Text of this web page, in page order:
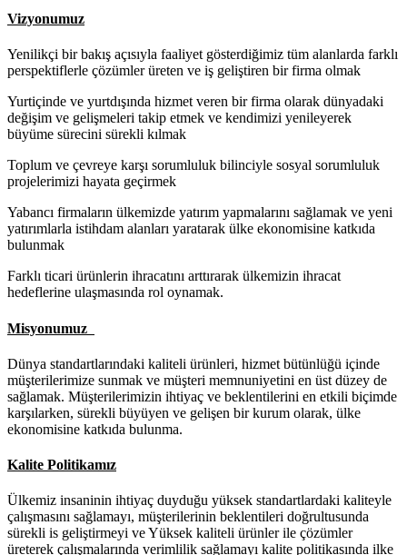
Vizyonumuz
Yenilikçi bir bakış açısıyla faaliyet gösterdiğimiz tüm alanlarda farklı
perspektiflerle çözümler üreten ve iş geliştiren bir firma olmak
Yurtiçinde ve yurtdışında hizmet veren bir firma olarak dünyadaki
değişim ve gelişmeleri takip etmek ve kendimizi yenileyerek
büyüme sürecini sürekli kılmak
Toplum ve çevreye karşı sorumluluk bilinciyle sosyal sorumluluk
projelerimizi hayata geçirmek
Yabancı firmaların ülkemizde yatırım yapmalarını sağlamak ve yeni
yatırımlarla istihdam alanları yaratarak ülke ekonomisine katkıda
bulunmak
Farklı ticari ürünlerin ihracatını arttırarak ülkemizin ihracat
hedeflerine ulaşmasında rol oynamak.
Misyonumuz
Dünya standartlarındaki kaliteli ürünleri, hizmet bütünlüğü içinde
müşterilerimize sunmak ve müşteri memnuniyetini en üst düzey de
sağlamak. Müşterilerimizin ihtiyaç ve beklentilerini en etkili biçimde
karşılarken, sürekli büyüyen ve gelişen bir kurum olarak, ülke
ekonomisine katkıda bulunma.
Kalite Politikamız
Ülkemiz insaninin ihtiyaç duyduğu yüksek standartlardaki kaliteyle
çalışmasını sağlamayı, müşterilerinin beklentileri doğrultusunda
sürekli is geliştirmeyi ve Yüksek kaliteli ürünler ile çözümler
üreterek çalışmalarında verimlilik sağlamayı kalite politikasında ilke